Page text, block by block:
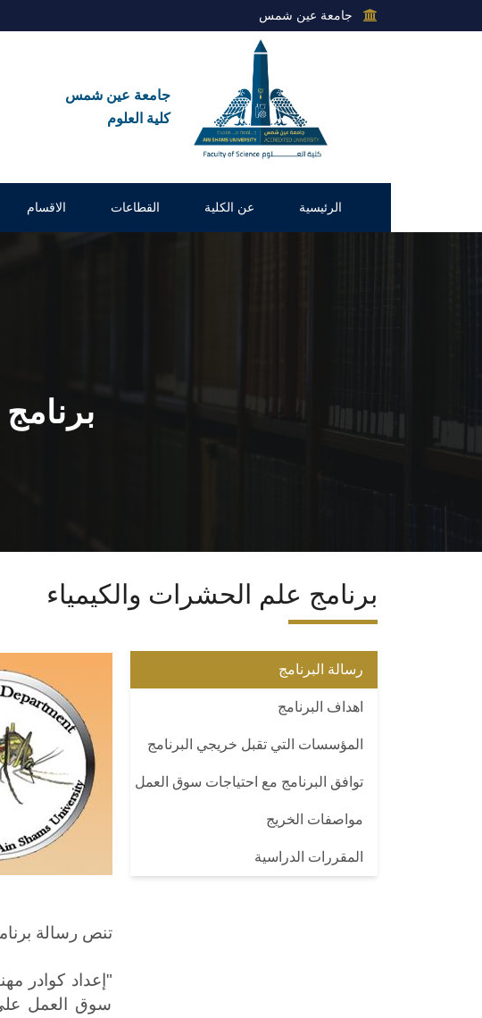
جامعة عين شمس
جامعة عين شمس
كلية العلوم
الرئيسية عن الكلية القطاعات الاقسام
برنامج علم الحشرات والكيمياء
رسالة البرنامج
اهداف البرنامج
المؤسسات التي تقبل خريجي البرنامج
توافق البرنامج مع احتياجات سوق العمل
مواصفات الخريج
المقررات الدراسية
تنص رسالة
" إعداد كوادر
سوق العمل